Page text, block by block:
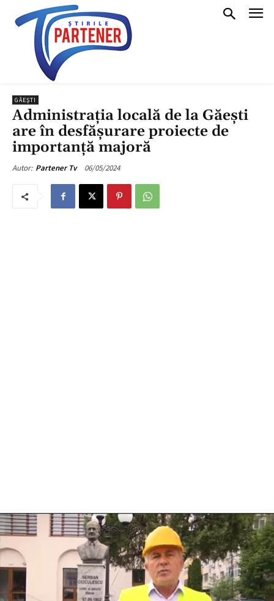
GĂEŞTI
Administrația locală de la Găești
are în desfășurare proiecte de
importanță majoră
Autor: Partener Tv 06/05/2024